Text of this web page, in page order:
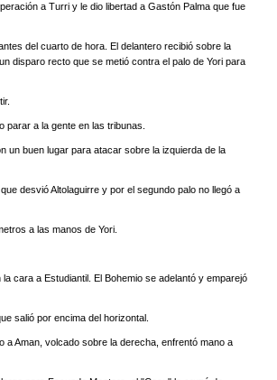
a Turri y le dio libertad a Gastón Palma que fue
del cuarto de hora. El delantero recibió sobre la
disparo recto que se metió contra el palo de Yori para
a la gente en las tribunas.
un buen lugar para atacar sobre la izquierda de la
desvió Altolaguirre y por el segundo palo no llegó a
a las manos de Yori.
cara a Estudiantil. El Bohemio se adelantó y emparejó
salió por encima del horizontal.
a Aman, volcado sobre la derecha, enfrentó mano a